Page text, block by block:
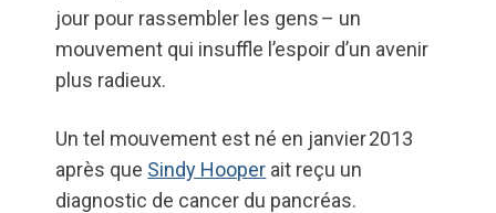
jour pour rassembler les gens – un
mouvement qui insuffle l’espoir d’un avenir
plus radieux.
Un tel mouvement est né en janvier 2013
après que Sindy Hooper ait reçu un
diagnostic de cancer du pancréas.